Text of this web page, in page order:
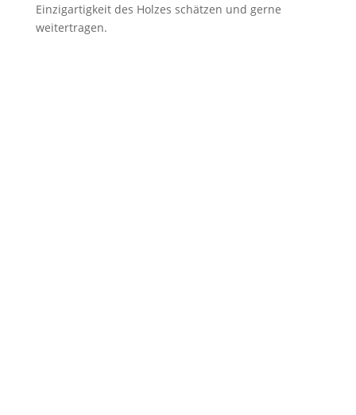
Einzigartigkeit des Holzes schätzen und gerne
weitertragen.